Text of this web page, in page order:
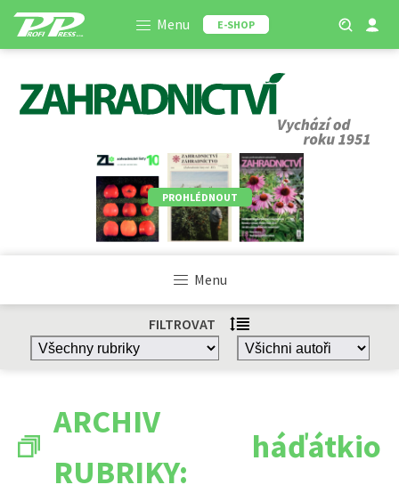
Menu E-SHOP
PROHLÉDNOUT
Menu
FILTROVAT
ARCHIV
RUBRIKY:
háďátkio